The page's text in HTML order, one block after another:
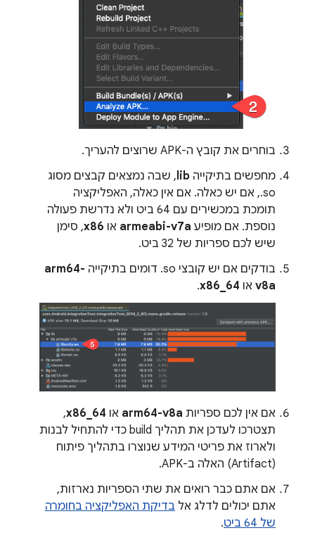
בוחרים את קובץ ה-APK שרוצים להעריך.
מחפשים בתיקייה lib , שבה נמצאים קבצים מסוג
‎.so, אם יש כאלה. אם אין כאלה, האפליקציה
תומכת במכשירים עם 64 ביט ולא נדרשת פעולה
נוספת. אם מופיע armeabi-v7a או x86, סימן
שיש לכם ספריות של 32 ביט.
בודקים אם יש קובצי ‎.so דומים בתיקייה
arm64-
v8a או x86_64
.
אם אין לכם ספריות arm64-v8a או x86_64
,
תצטרכו לעדכן את תהליך build כדי להתחיל לבנות
ולארוז את פריטי המידע שנוצרו בתהליך פיתוח
(Artifact) האלה ב-APK.
אם אתם כבר רואים את שתי הספריות נארזות,
אתם יכולים לדלג אל בדיקת האפליקציה בחומרה
של 64 ביט
.